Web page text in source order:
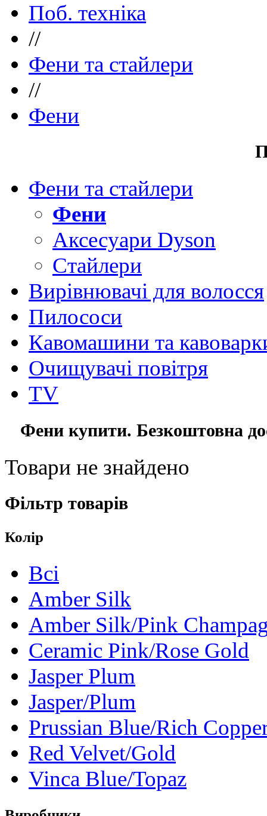
Поб. техніка
//
Фени та стайлери
//
Фени
Фени та стайлери
Фени
Аксесуари Dyson
Стайлери
Вирівнювачі для волосся
Пилососи
Кавомашини та
Очищувачі повітря
TV
Фени купити. Безкоштовна
Товари не знайдено
Фільтр товарів
Колір
Всі
Amber Silk
Amber Silk/Pink
Ceramic Pink/Rose Gold
Jasper Plum
Jasper/Plum
Prussian Blue/Rich
Red Velvet/Gold
Vinca Blue/Topaz